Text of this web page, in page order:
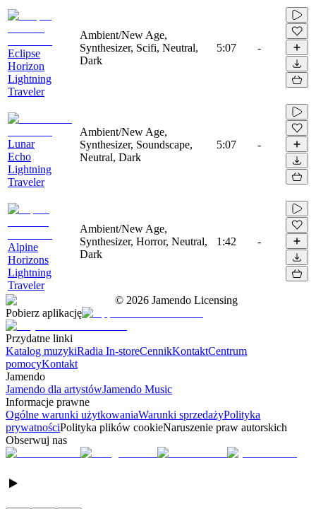
Eclipse
Horizon
Lightning
Traveler
Ambient/New Age,
Synthesizer, Scifi, Neutral,
Dark
5:07 -
Lunar
Echo
Lightning
Traveler
Ambient/New Age,
Synthesizer, Soundscape,
Neutral, Dark
5:07 -
Alpine
Horizons
Lightning
Traveler
Ambient/New Age,
Synthesizer, Horror, Neutral,
Dark
1:42 -
© 2026 Jamendo Licensing
Pobierz aplikację
Przydatne linki
Katalog muzykiRadia In-storeCennikKontaktCentrum
pomocyKontakt
Jamendo
Jamendo dla artystówJamendo Music
Informacje prawne
Ogólne warunki użytkowaniaWarunki sprzedażyPolityka
prywatnościPolityka plików cookieNaruszenie praw autorskich
Obserwuj nas